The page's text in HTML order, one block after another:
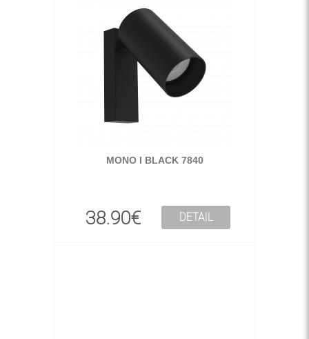
MONO I BLACK 7840
38.90€ DETAIL